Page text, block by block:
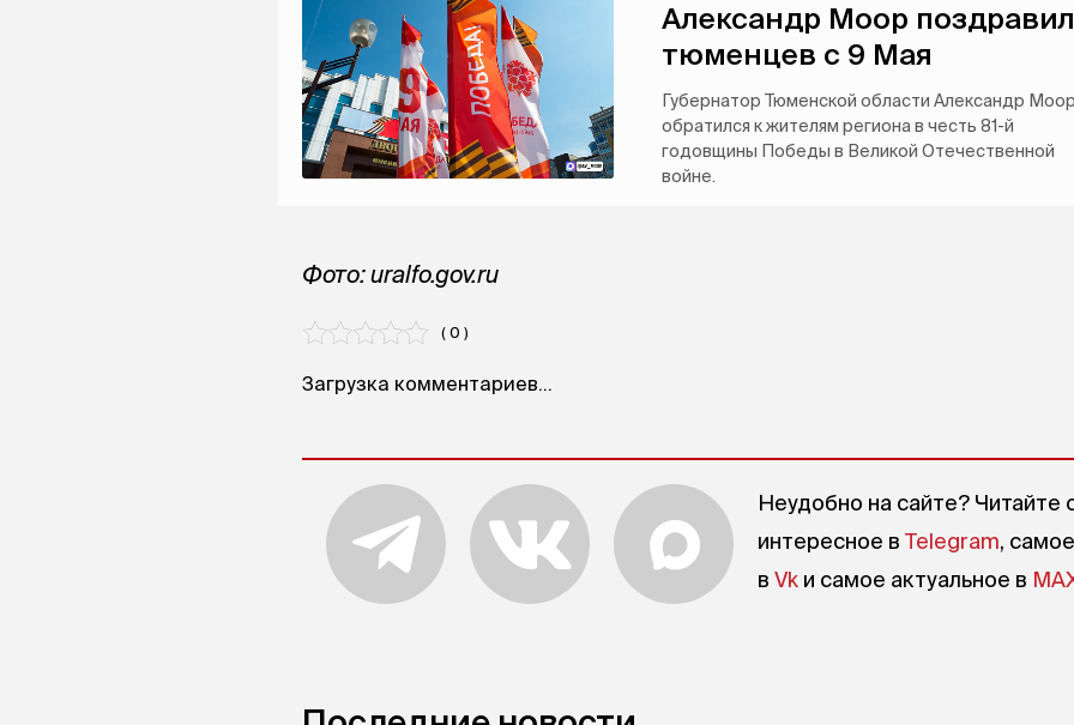
Александр Моор поздравил
тюменцев с 9 Мая
Губернатор Тюменской области Александр Моор
обратился к жителям региона в честь 81-й
годовщины Победы в Великой Отечественной
войне.
Фото: uralfo.gov.ru
( 0 )
Загрузка комментариев...
Неудобно на сайте? Читайте
интересное в Telegram,
в Vk и самое актуальное в